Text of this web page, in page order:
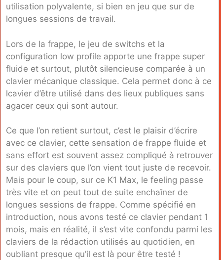
utilisation polyvalente, si bien en jeu que sur de
longues sessions de travail.
Lors de la frappe, le jeu de switchs et la
configuration low profile apporte une frappe super
fluide et surtout, plutôt silencieuse comparée à un
clavier mécanique classique. Cela permet donc à ce
lcavier d’être utilisé dans des lieux publiques sans
agacer ceux qui sont autour.
Ce que l’on retient surtout, c’est le plaisir d’écrire
avec ce clavier, cette sensation de frappe fluide et
sans effort est souvent assez compliqué à retrouver
sur des claviers que l’on vient tout juste de recevoir.
Mais pour le coup, sur ce K1 Max, le feeling passe
très vite et on peut tout de suite enchaîner de
longues sessions de frappe. Comme spécifié en
introduction, nous avons testé ce clavier pendant 1
mois, mais en réalité, il s’est vite confondu parmi les
claviers de la rédaction utilisés au quotidien, en
oubliant presque qu’il est là pour être testé !